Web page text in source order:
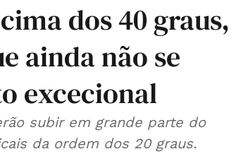
dos 40 graus,
ainda não se
excecional
subir em grande parte do
da ordem dos 20 graus.